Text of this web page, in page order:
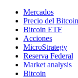
Mercados
Precio del Bitcoin
Bitcoin ETF
Acciones
MicroStrategy
Reserva Federal
Market analysis
Bitcoin